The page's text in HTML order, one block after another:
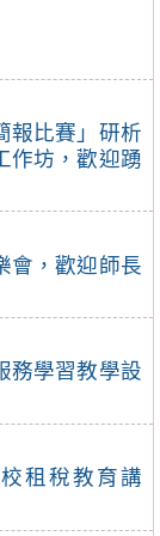
報比賽」研析
作坊，歡迎踴
會，歡迎師長
務學習教學設
租稅教育講